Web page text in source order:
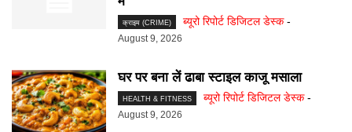
क्राइम (CRIME) ब्यूरो रिपोर्ट डिजिटल डेस्क -
August 9, 2026
घर पर बना लें ढाबा स्टाइल काजू मसाला
HEALTH & FITNESS ब्यूरो रिपोर्ट डिजिटल डेस्क -
August 9, 2026